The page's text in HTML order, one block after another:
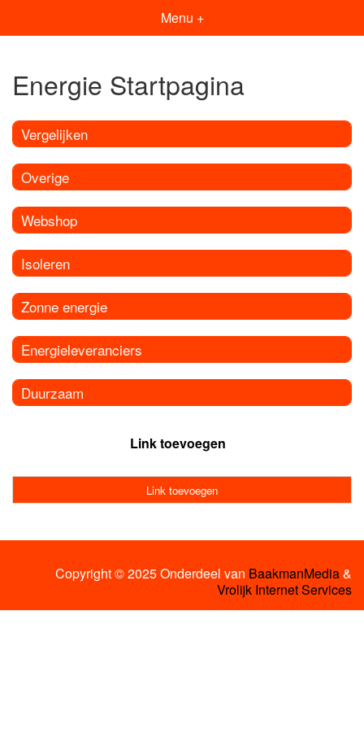
Menu +
Energie Startpagina
Vergelijken
Overige
Webshop
Isoleren
Zonne energie
Energieleveranciers
Duurzaam
Link toevoegen
Link toevoegen
Copyright © 2025 Onderdeel van BaakmanMedia&
Vrolijk Internet Services